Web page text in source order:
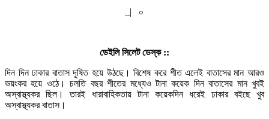
|
০
ডেইলি সিলেট ডেস্ক ::
দিন দিন ঢাকার বাতাস দূষিত হয়ে উঠছে। বিশেষ করে শীত এলেই বাতাসের মান আরও
ভয়ংকর হয়ে ওঠে। চলতি বছর শীতের মধ্যেও টানা কয়েক দিন বাতাসের মান খুবই
অস্বাস্থ্যকর ছিল। তারই ধারাবাহিকতায় টানা কয়েকদিন ধরেই ঢাকার বইছে খুব
অস্বাস্থ্যকর বাতাস।